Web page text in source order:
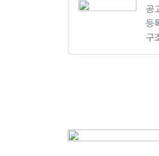
공
등
구